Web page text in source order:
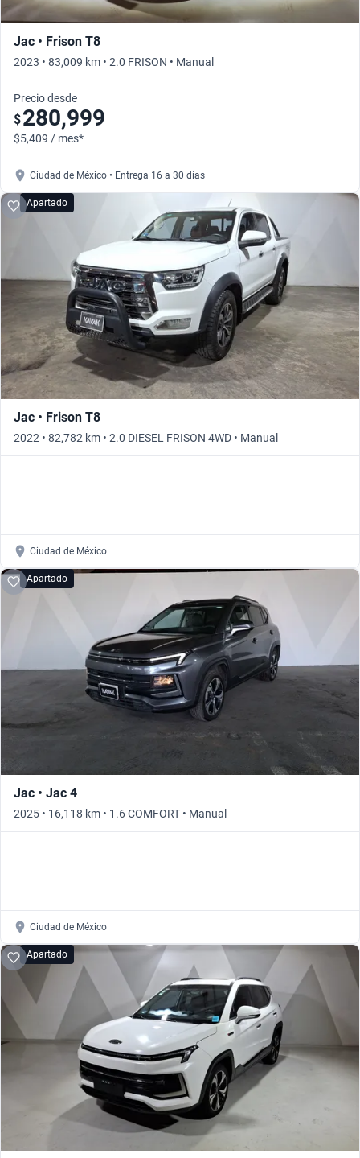
Jac • Frison T8
2023 • 83,009 km • 2.0 FRISON • Manual
Precio desde
$280,999
$5,409 / mes*
Ciudad de México • Entrega 16 a 30 días
Apartado
Jac • Frison T8
2022 • 82,782 km • 2.0 DIESEL FRISON 4WD • Manual
Ciudad de México
Apartado
Jac • Jac 4
2025 • 16,118 km • 1.6 COMFORT • Manual
Ciudad de México
Apartado